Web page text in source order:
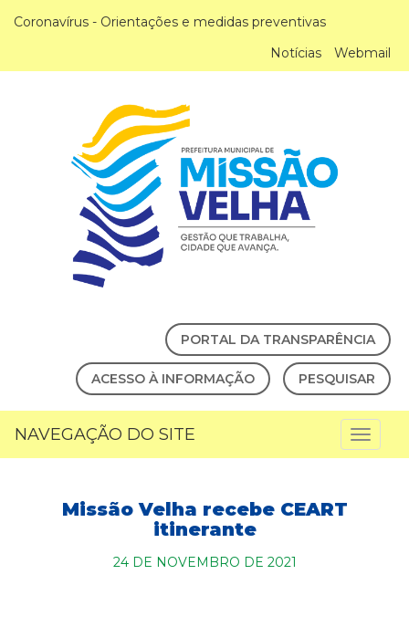
Coronavírus - Orientações e medidas preventivas
Notícias
Webmail
PORTAL DA TRANSPARÊNCIA
ACESSO À INFORMAÇÃO PESQUISAR
NAVEGAÇÃO DO SITE
Missão Velha recebe CEART
itinerante
24 DE NOVEMBRO DE 2021